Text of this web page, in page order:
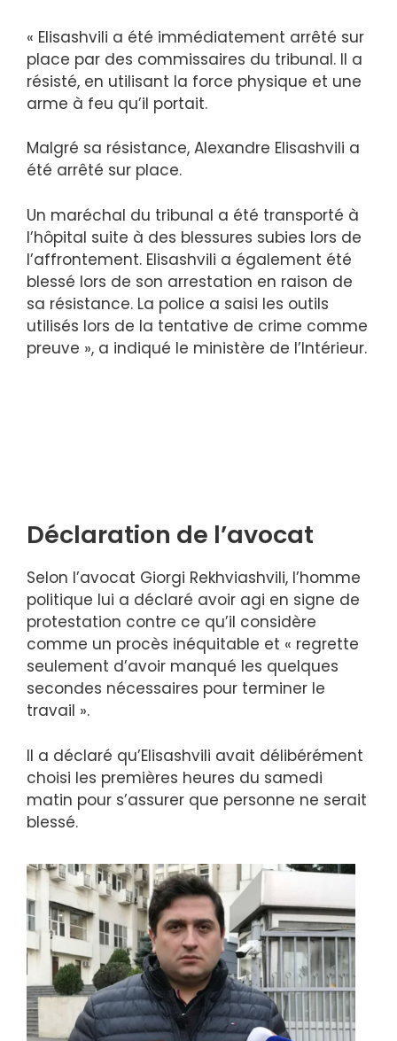
« Elisashvili a été immédiatement arrêté sur
place par des commissaires du tribunal. Il a
résisté, en utilisant la force physique et une
arme à feu qu’il portait.
Malgré sa résistance, Alexandre Elisashvili a
été arrêté sur place.
Un maréchal du tribunal a été transporté à
l’hôpital suite à des blessures subies lors de
l’affrontement. Elisashvili a également été
blessé lors de son arrestation en raison de
sa résistance. La police a saisi les outils
utilisés lors de la tentative de crime comme
preuve », a indiqué le ministère de l’Intérieur.
Déclaration de l’avocat
Selon l’avocat Giorgi Rekhviashvili, l’homme
politique lui a déclaré avoir agi en signe de
protestation contre ce qu’il considère
comme un procès inéquitable et « regrette
seulement d’avoir manqué les quelques
secondes nécessaires pour terminer le
travail ».
Il a déclaré qu’Elisashvili avait délibérément
choisi les premières heures du samedi
matin pour s’assurer que personne ne serait
blessé.